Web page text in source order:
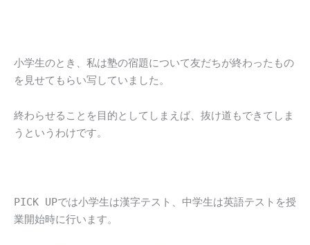
小学生のとき、私は塾の宿題について友だちが終わったもの
を見せてもらい写していました。
終わらせることを目的としてしまえば、抜け道もできてしま
うというわけです。
PICK UPでは小学生は漢字テスト、中学生は英語テストを授
業開始時に行います。